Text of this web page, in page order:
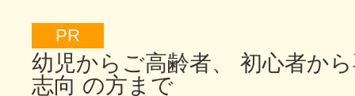
グッドスク
PR
幼児からご高齢者、 初心者か
志向 の方まで